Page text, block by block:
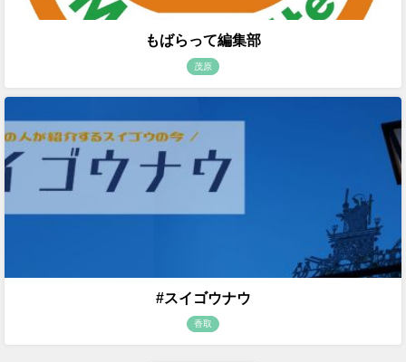
もばらって編集部
茂原
#スイゴウナウ
香取